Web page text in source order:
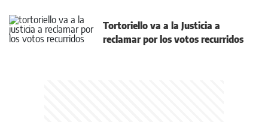
Tortoriello va a la Justicia a
reclamar por los votos recurridos